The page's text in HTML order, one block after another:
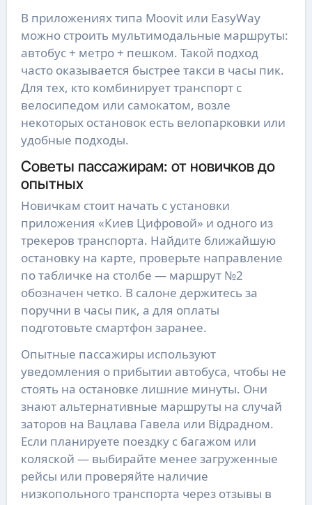
В приложениях типа Moovit или EasyWay
можно строить мультимодальные маршруты:
автобус + метро + пешком. Такой подход
часто оказывается быстрее такси в часы пик.
Для тех, кто комбинирует транспорт с
велосипедом или самокатом, возле
некоторых остановок есть велопарковки или
удобные подходы.
Советы пассажирам: от новичков до
опытных
Новичкам стоит начать с установки
приложения «Киев Цифровой» и одного из
трекеров транспорта. Найдите ближайшую
остановку на карте, проверьте направление
по табличке на столбе — маршрут №2
обозначен четко. В салоне держитесь за
поручни в часы пик, а для оплаты
подготовьте смартфон заранее.
Опытные пассажиры используют
уведомления о прибытии автобуса, чтобы не
стоять на остановке лишние минуты. Они
знают альтернативные маршруты на случай
заторов на Вацлава Гавела или Відрадном.
Если планируете поездку с багажом или
коляской — выбирайте менее загруженные
рейсы или проверяйте наличие
низкопольного транспорта через отзывы в